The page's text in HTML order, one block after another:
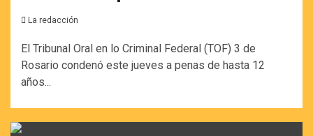
La redacción
El Tribunal Oral en lo Criminal Federal (TOF) 3 de
Rosario condenó este jueves a penas de hasta 12
años...